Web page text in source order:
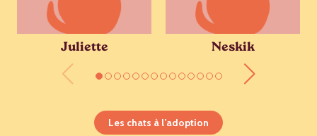
Juliette Neskik
Les chats à l’adoption